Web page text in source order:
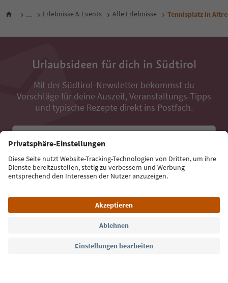
... Erlebnisse & Events Alle Erlebnisse Tennisplatz in
Urlaubsideen für dich in Südtirol
Mit der Südtirol-Newsletter bekommst du
Vorschläge für deine Auszeit, Veranstaltungs-Tipps
und typische Rezepte direkt ins Postfach.
Jetzt anmelden